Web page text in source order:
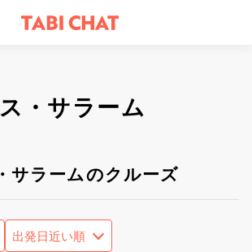
・サラーム
サラームのクルーズ